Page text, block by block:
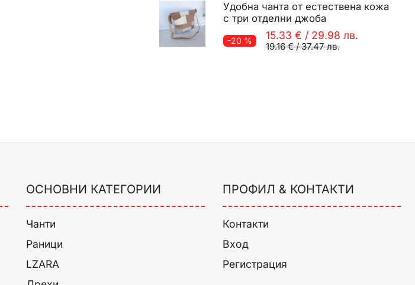
Удобна чанта от естествена кожа
с три отделни джоба
-20 % 15.33 € / 29.98 лв.
19.16 €/37.47 лв.
ОСНОВНИ КАТЕГОРИИ
Чанти
Раници
LZARA
ПРОФИЛ & КОНТАКТИ
Контакти
Вход
Регистрация